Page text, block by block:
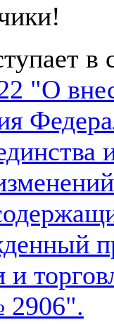
в
"О
2906".